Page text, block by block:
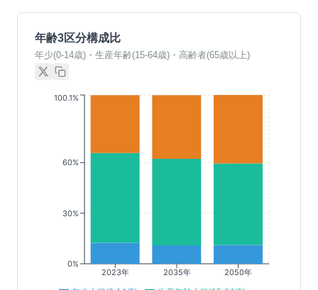
年齢3区分構成比
年少(0-14歳)・生産年齢(15-64歳)・高齢者(65歳以上)
2023年 2035年 2050年
0%
30%
60%
100.1%